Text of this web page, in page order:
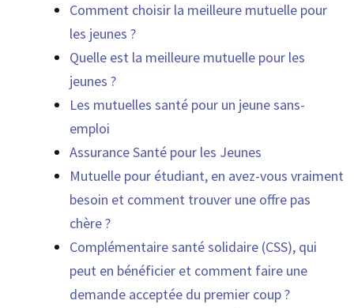
Comment choisir la meilleure mutuelle pour
les jeunes ?
Quelle est la meilleure mutuelle pour les
jeunes ?
Les mutuelles santé pour un jeune sans-
emploi
Assurance Santé pour les Jeunes
Mutuelle pour étudiant, en avez-vous vraiment
besoin et comment trouver une offre pas
chère ?
Complémentaire santé solidaire (CSS), qui
peut en bénéficier et comment faire une
demande acceptée du premier coup ?